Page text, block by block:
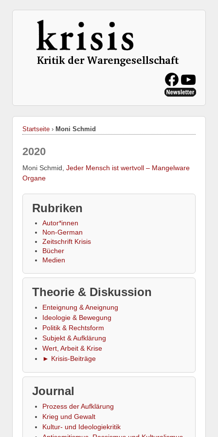
Startseite › Moni Schmid
2020
Moni Schmid, Jeder Mensch ist wertvoll – Mangelware
Organe
Rubriken
Autor*innen
Non-German
Zeitschrift Krisis
Bücher
Medien
Theorie & Diskussion
Enteignung & Aneignung
Ideologie & Bewegung
Politik & Rechtsform
Subjekt & Aufklärung
Wert, Arbeit & Krise
► Krisis-Beiträge
Journal
Prozess der Aufklärung
Krieg und Gewalt
Kultur- und Ideologiekritik